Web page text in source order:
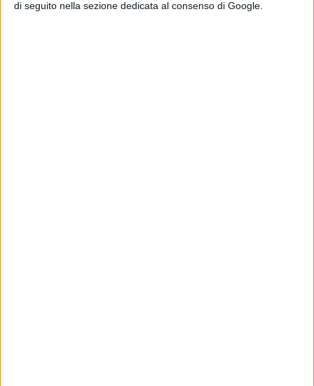
di seguito nella sezione dedicata al consenso di Google.